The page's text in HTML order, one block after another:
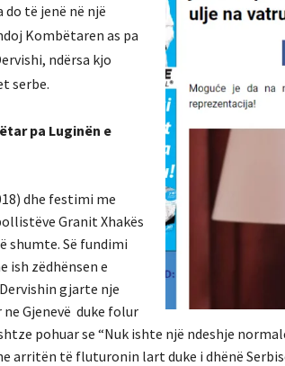
do të jenë në një
Kombëtaren as pa
ndërsa kjo
serbe.
pa Luginën e
dhe festimi me
Granit Xhakës
shumte. Së fundimi
ish zëdhënsen e
gjarte nje
Gjenevë duke folur
pohuar se “Nuk ishte një ndeshje
arritën të fluturonin lart duke i dhënë